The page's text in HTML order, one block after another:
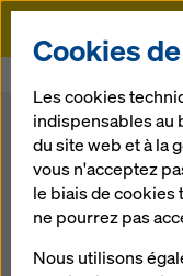
Doka
Étais
Doka vous propose
tirant-poussants et
dalles pour
Cookies
Les cookies
indispensables au
du site web et à la
vous n'acceptez
le biais de
ne pourrez pas
Nous utilisons